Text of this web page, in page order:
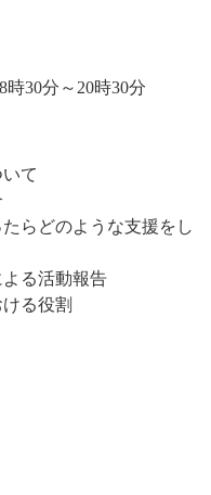
時30分～20時30分
て
らどのような支援をし
る活動報告
る役割